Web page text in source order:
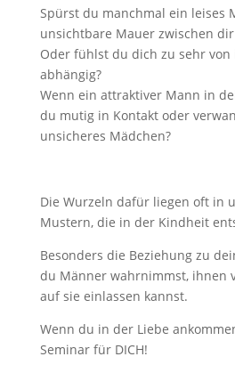
Spürst du manchmal ein leises
unsichtbare Mauer zwischen
Oder fühlst du dich zu sehr von
abhängig?
Wenn ein attraktiver Mann in
du mutig in Kontakt oder
unsicheres Mädchen?
Die Wurzeln dafür liegen oft in
Mustern, die in der Kindheit
Besonders die Beziehung zu
du Männer wahrnimmst, ihnen
auf sie einlassen kannst.
Wenn du in der Liebe
Seminar für DICH!